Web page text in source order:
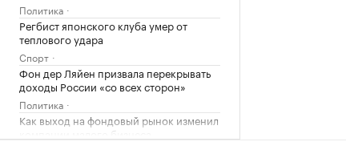
Политика
Регбист японского клуба умер от
теплового удара
Спорт
Фон дер Ляйен призвала перекрывать
доходы России «со всех сторон»
Политика
Как выход на фондовый рынок изменил
компании малого бизнеса